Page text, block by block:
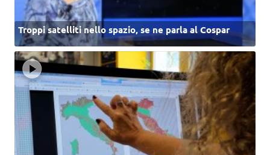
Troppi satelliti nello spazio, se ne parla al Cospar